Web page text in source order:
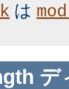
は
デ